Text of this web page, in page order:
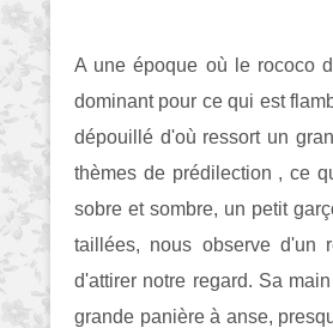
A une époque où le rococo
dominant pour ce qui est
dépouillé d'où ressort un
thèmes de prédilection , ce
sobre et sombre, un petit
taillées, nous observe d'un
d'attirer notre regard. Sa
grande panière à anse,